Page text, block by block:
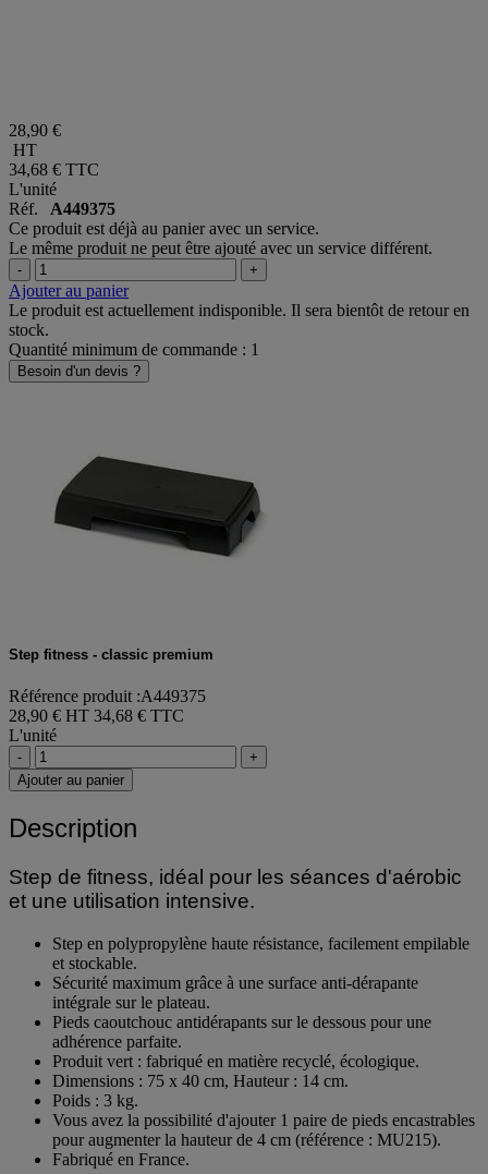
28,90 €
HT
34,68 €
L'unité
Réf.A449375
Ce produit est déjà au panier avec un service.
Le même produit ne peut être ajouté avec un service différent.
-
Ajouter au panier
Le produit est actuellement indisponible. Il sera bientôt de retour en
stock.
Quantité minimum de commande : 1
Référence produit :A449375
28,90 € HT
L'unité
-
Description
Step de fitness, idéal pour les séances d'aérobic
Step en polypropylène haute résistance, facilement empilable
et stockable.
Sécurité maximum grâce à une surface anti-dérapante
intégrale sur le plateau.
Pieds caoutchouc antidérapants sur le dessous pour une
adhérence parfaite.
Produit vert : fabriqué en matière recyclé, écologique.
Dimensions : 75 x 40 cm, Hauteur : 14 cm.
Poids : 3 kg.
Vous avez la possibilité d'ajouter 1 paire de pieds encastrables
pour augmenter la hauteur de 4 cm (référence : MU215).